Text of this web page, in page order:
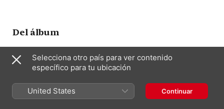
Del álbum
Organ Odyssey
Mary Preston
Selecciona otro país para ver contenido
específico para tu ubicación
United States Continuar